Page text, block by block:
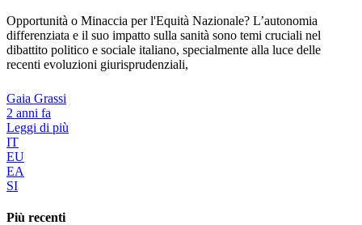
Opportunità o Minaccia per l'Equità Nazionale? L’autonomia
differenziata e il suo impatto sulla sanità sono temi cruciali nel
dibattito politico e sociale italiano, specialmente alla luce delle
recenti evoluzioni giurisprudenziali,
Gaia Grassi
2 anni fa
Leggi di più
IT
EU
EA
SI
Più recenti